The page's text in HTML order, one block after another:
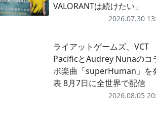
VALORANTは続けたい」
2026.07.30
ライアットゲームズ、VCT
PacificとAudrey Nunaのコ
ボ楽曲「superHuman」を
表 8月7日に全世界で配信
2026.08.05